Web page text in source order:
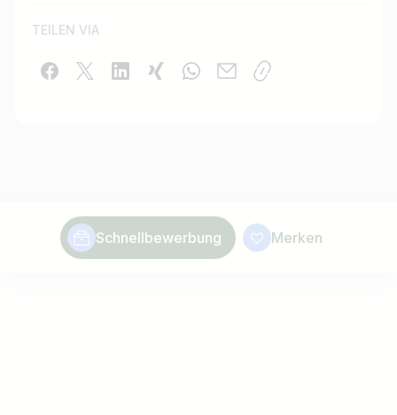
TEILEN VIA
Schnellbewerbung Merken